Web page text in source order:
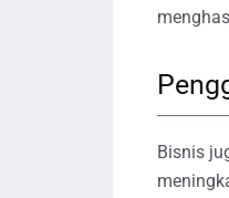
Bisnis